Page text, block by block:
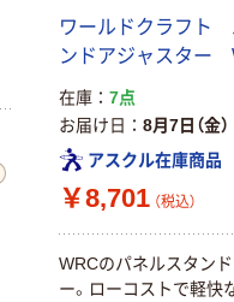
ワールドクラフト
ンドアジャスター
在庫
7点
お届け日
8月7日（金）
アスクル在庫商品
￥8,701 （税込）
WRCのパネルスタン
ー。ローコストで軽快